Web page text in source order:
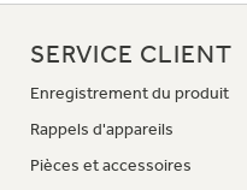
SERVICE CLIENT
Enregistrement du produit
Rappels d'appareils
Pièces et accessoires